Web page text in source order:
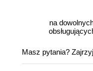
na
Masz pytania?